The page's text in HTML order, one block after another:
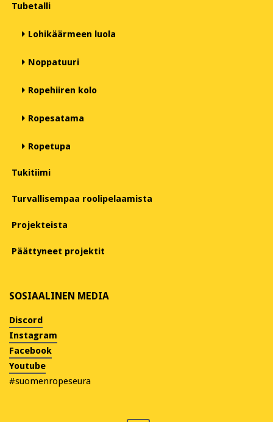
Tubetalli
Lohikäärmeen luola
Noppatuuri
Ropehiiren kolo
Ropesatama
Ropetupa
Tukitiimi
Turvallisempaa roolipelaamista
Projekteista
Päättyneet projektit
SOSIAALINEN MEDIA
Discord
Instagram
Facebook
Youtube
#suomenropeseura